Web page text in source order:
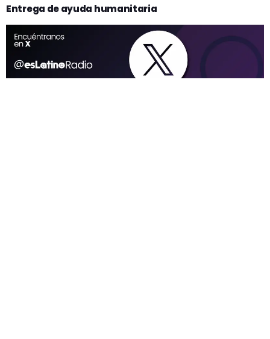
Entrega de ayuda humanitaria